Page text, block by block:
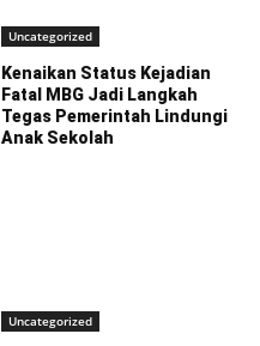
Uncategorized
Kenaikan Status Kejadian
Fatal MBG Jadi Langkah
Tegas Pemerintah Lindungi
Anak Sekolah
Uncategorized